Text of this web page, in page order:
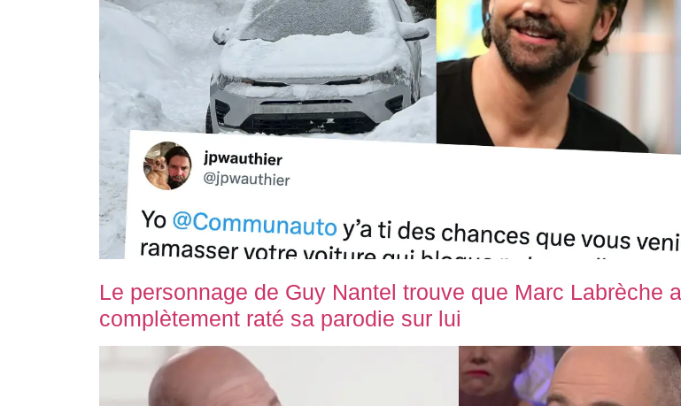
Le personnage de Guy Nantel trouve que Marc Labrèche a
complètement raté sa parodie sur lui